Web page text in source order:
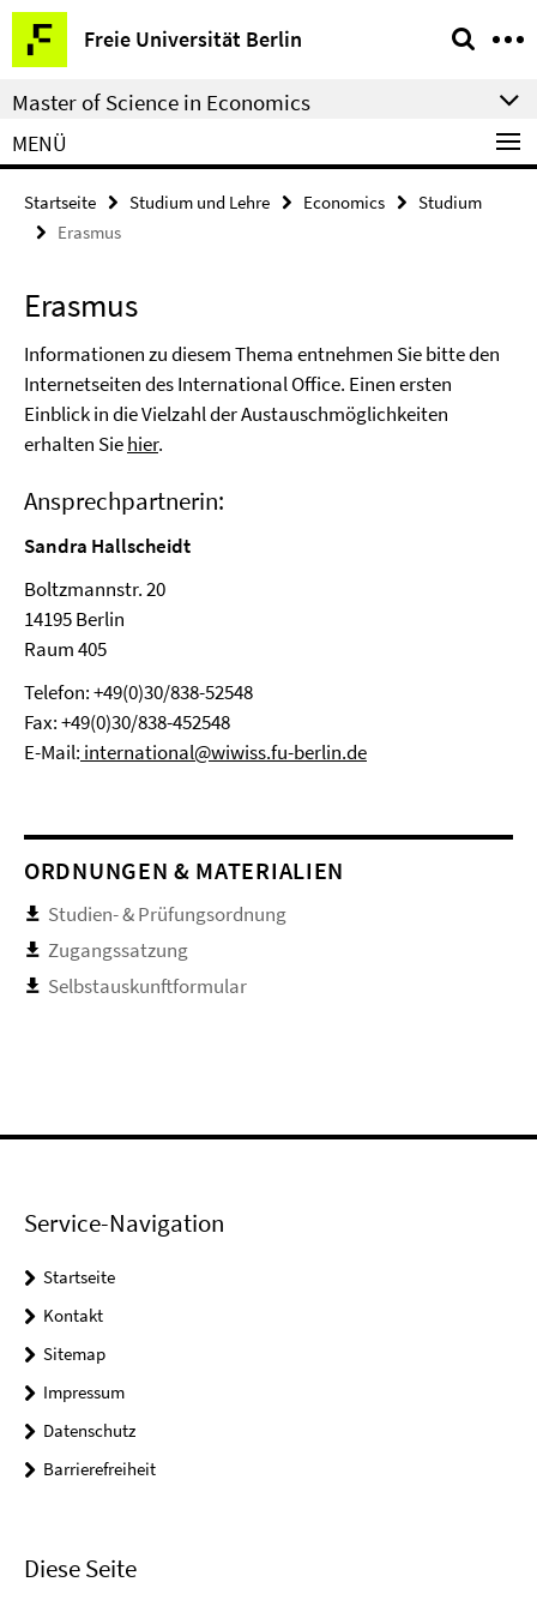
Springe
direkt
zu
Inhalt
Freie Universität Berlin
Service-
Navigation
Master of Science in Economics
MENÜ
Startseite Studium und Lehre Economics
Studium
Erasmus
Erasmus
Informationen zu diesem Thema entnehmen Sie bitte den
Internetseiten des International Office. Einen ersten
Einblick in die Vielzahl der Austauschmöglichkeiten
erhalten Siehier.
Ansprechpartnerin:
Sandra Hallscheidt
Boltzmannstr. 20
14195 Berlin
Raum 405
Telefon: +49(0)30/838-52548
Fax: +49(0)30/838-452548
E-Mail: international@wiwiss.fu-berlin.de
ORDNUNGEN & MATERIALIEN
Studien- & Prüfungsordnung
Zugangssatzung
Selbstauskunftformular
Service-Navigation
Startseite
Kontakt
Sitemap
Impressum
Datenschutz
Barrierefreiheit
Diese Seite